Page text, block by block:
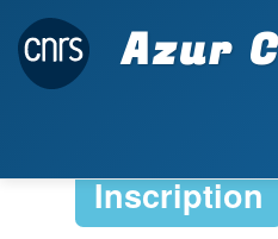
Azur
Inscription